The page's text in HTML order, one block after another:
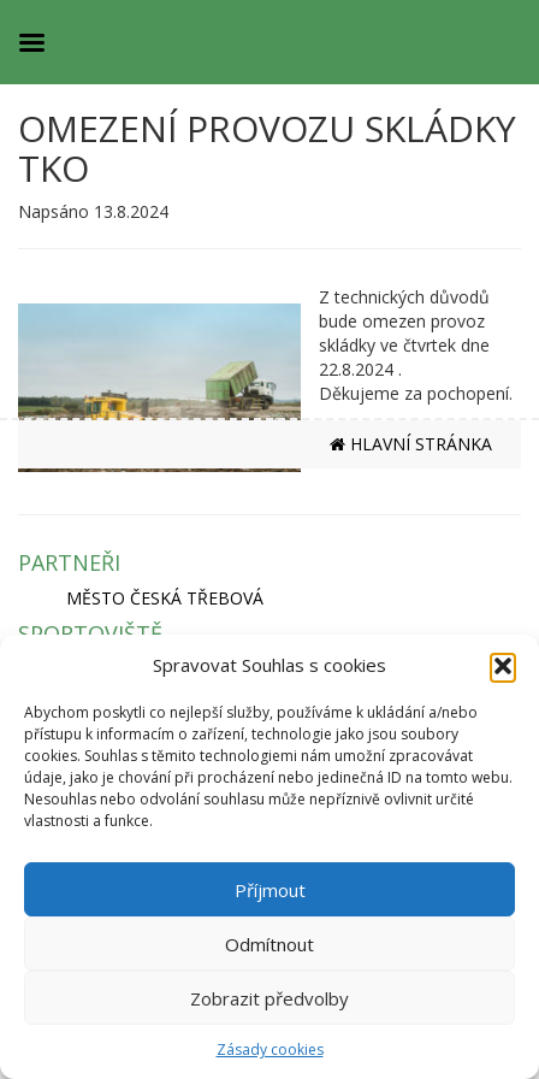
Spravovat Souhlas s cookies
Abychom poskytli co nejlepší služby, používáme k ukládání a/nebo
přístupu k informacím o zařízení, technologie jako jsou soubory
cookies. Souhlas s těmito technologiemi nám umožní zpracovávat
údaje, jako je chování při procházení nebo jedinečná ID na tomto webu.
Nesouhlas nebo odvolání souhlasu může nepříznivě ovlivnit určité
vlastnosti a funkce.
Příjmout
Odmítnout
Zobrazit předvolby
Zásady cookies
OMEZENÍ PROVOZU SKLÁDKY
TKO
Napsáno 13.8.2024
Z technických důvodů
bude omezen provoz
skládky ve čtvrtek dne
22.8.2024 .
Děkujeme za pochopení.
HLAVNÍ STRÁNKA
PARTNEŘI
MĚSTO ČESKÁ TŘEBOVÁ
SPORTOVIŠTĚ
KRYTÝ PLAVECKÝ BAZÉN
ZIMNÍ STADION NA SKALCE
RYCHLÁ NAVIGACE
EKO BI S.R.O.
SEMANÍNSKÁ 2050
IČ: 64827500